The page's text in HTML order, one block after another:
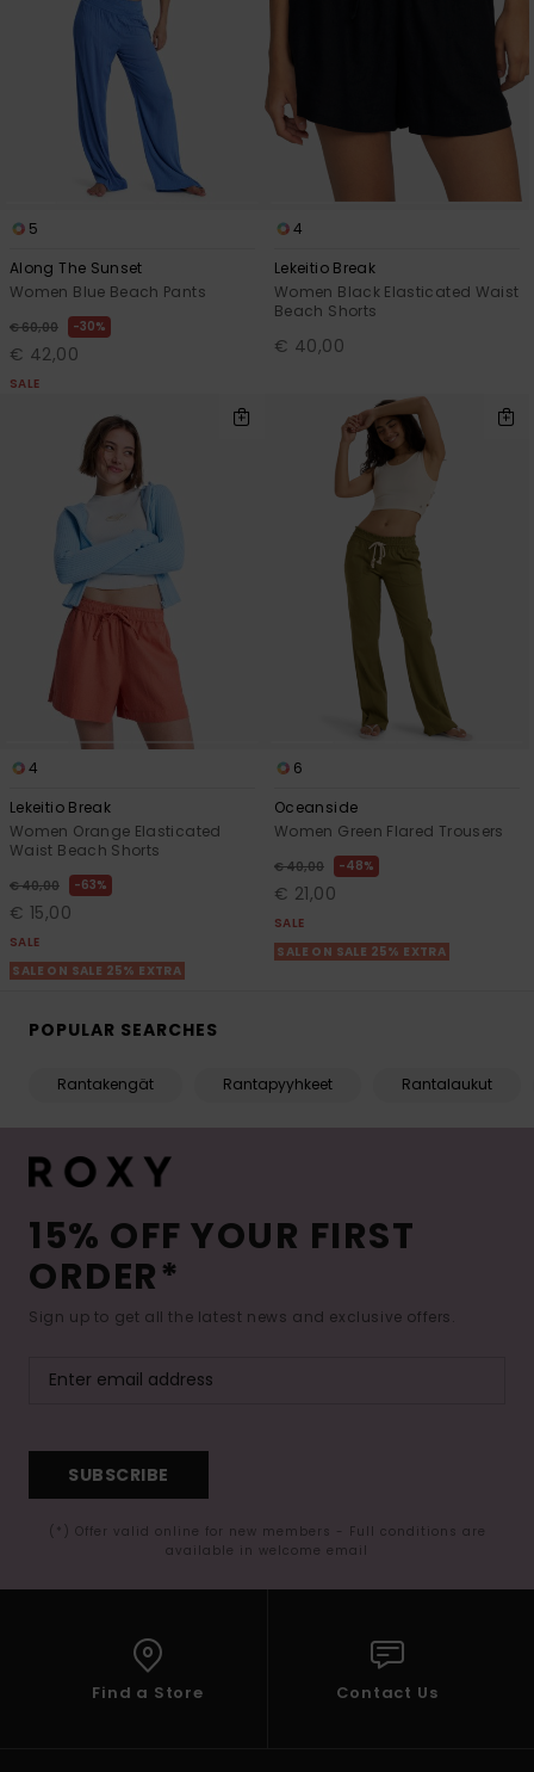
5
Along The Sunset
Women Blue Beach Pants
€ 60,00 30%
€ 42,00
SALE
4
Lekeitio Break
Women Black Elasticated Waist
Beach Shorts
€ 40,00
4
Lekeitio Break
Women Orange Elasticated
Waist Beach Shorts
€ 40,00 63%
€ 15,00
SALE
SALE ON SALE 25% EXTRA
6
Oceanside
Women Green Flared Trousers
€ 40,00 48%
€ 21,00
SALE
SALE ON SALE 25% EXTRA
POPULAR SEARCHES
Rantakengät Rantapyyhkeet Rantalaukut
15% OFF YOUR FIRST
ORDER*
Sign up to get all the latest news and exclusive offers.
SUBSCRIBE
(*) Offer valid online for new members - Full conditions are
available in welcome email
Find a Store Contact Us